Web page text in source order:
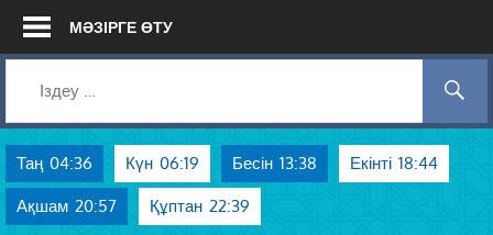
Skip
МӘЗІРГЕ ӨТУ
Таң 04:36 Күн 06:19 Бесін 13:38 Екінті 18:44
Ақшам 20:57 Құптан 22:39